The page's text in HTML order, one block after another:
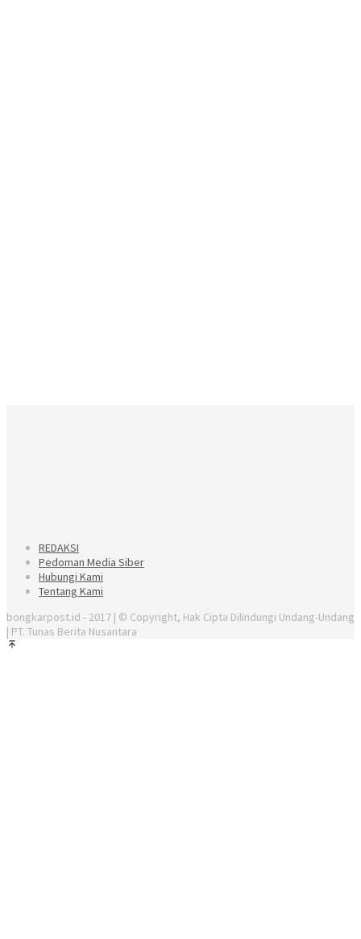
REDAKSI
Pedoman Media Siber
Hubungi Kami
Tentang Kami
bongkarpost.id - 2017 | © Copyright, Hak Cipta Dilindungi Undang-Undang
| PT. Tunas Berita Nusantara